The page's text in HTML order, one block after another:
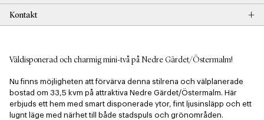
Kontakt +
Väldisponerad och charmig mini-två på Nedre Gärdet/Östermalm!
Nu finns möjligheten att förvärva denna stilrena och välplanerade
bostad om 33,5 kvm på attraktiva Nedre Gärdet/Östermalm. Här
erbjuds ett hem med smart disponerade ytor, fint ljusinsläpp och ett
lugnt läge med närhet till både stadspuls och grönområden.